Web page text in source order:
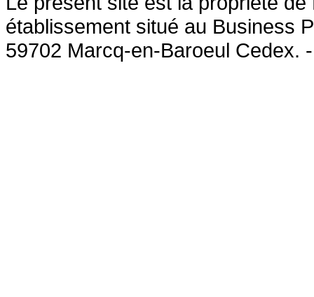
établissement situé au Business
59702 Marcq-en-Baroeul Cedex.